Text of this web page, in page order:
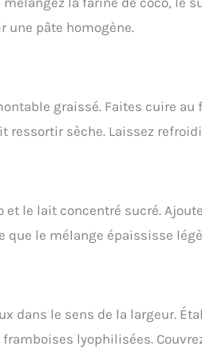
une pâte homogène.
graissé. Faites cuire
ressortir sèche. Laissez
et le lait concentré sucré.
que le mélange épaississe
dans le sens de la largeur.
lyophilisées.